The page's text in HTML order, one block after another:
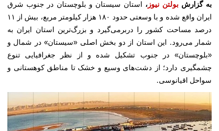
به گزارش بولتن نیوز ،
استان سیستان و بلوچستان در جنوب شرق
ایران واقع شده و با وسعتی حدود ۱۸۰ هزار کیلومتر مربع، بیش از
۱۱
درصد مساحت کشور را دربرمی‌گیرد و بزرگ‌ترین استان ایران به
شمار می‌رود.
این استان از دو بخش اصلی «سیستان» در شمال و
«بلوچستان» در جنوب تشکیل شده و از نظر جغرافیایی تنوع
چشمگیری دارد؛ از دشت‌های وسیع و خشک تا مناطق کوهستانی و
سواحل اقیانوسی.